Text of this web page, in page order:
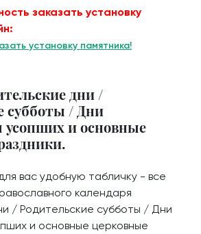
заказать установку
установку памятника!
дни /
субботы / Дни
и основные
вас удобную табличку - все
календаря
/ Родительские субботы / Дни
и основные церковные